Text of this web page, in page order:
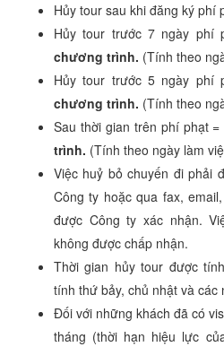
Hủy tour sau khi đăng ký phí
Hủy tour trước 7 ngày phí
chương trình. (Tính theo
Hủy tour trước 5 ngày phí
chương trình. (Tính theo
Sau thời gian trên phí phạt =
trình. (Tính theo ngày làm
Việc huỷ bỏ chuyến đi phải
Công ty hoặc qua fax,
được Công ty xác nhận.
không được chấp nhận.
Thời gian hủy tour được
tính thứ bảy, chủ nhật và các
Đối với những khách đã có
tháng (thời hạn hiệu lực